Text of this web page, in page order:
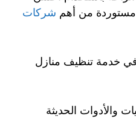
من أهم شركات
في خدمة تنظيف منازل
والأدوات الحديثة